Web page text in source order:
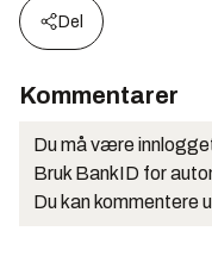
Del
Kommentarer
Du må være
Bruk BankID for
Du kan kommentere